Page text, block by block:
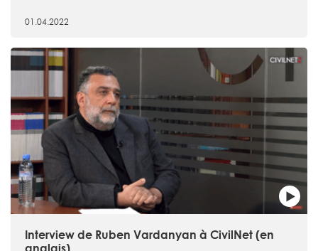
01.04.2022
Interview de Ruben Vardanyan à CivilNet (en